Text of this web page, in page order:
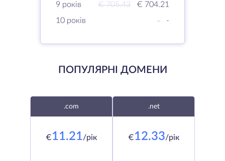
9 років
€ 705.43
€ 704.21
10 років
- -
ПОПУЛЯРНІ ДОМЕНИ
.com
€11.21/рік
.net
€12.33/рік